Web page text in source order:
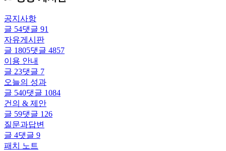
공지사항
글 54댓글 91
자유게시판
글 1805댓글 4857
이용 안내
글 23댓글 7
오늘의 성과
글 540댓글 1084
건의 & 제안
글 59댓글 126
질문과답변
글 4댓글 9
패치 노트